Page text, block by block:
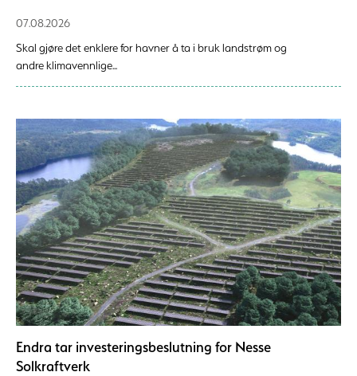
07.08.2026
Skal gjøre det enklere for havner å ta i bruk landstrøm og
andre klimavennlige...
Endra tar investeringsbeslutning for Nesse
Solkraftverk